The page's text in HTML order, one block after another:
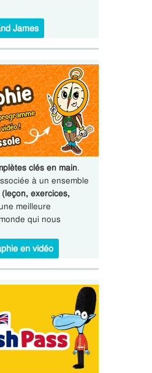
James
clés en main.
à un ensemble
exercices,
meilleure
qui nous
en vidéo